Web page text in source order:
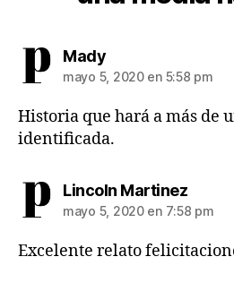
Madydice:
mayo 5, 2020 en 5:58 pm
Historia que hará a más de
identificada.
Lincoln Martinezdice:
mayo 5, 2020 en 7:58 pm
Excelente relato